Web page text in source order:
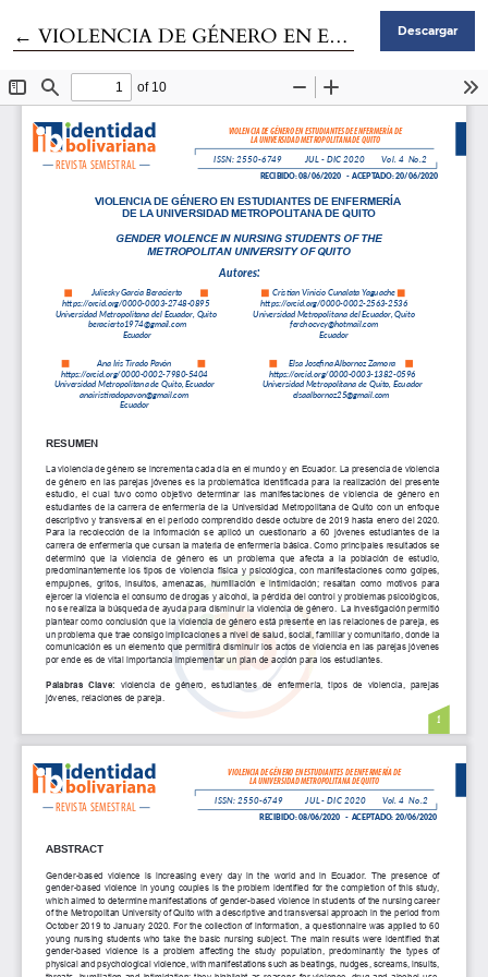
← Volver a los detalles del artículo
VIOLENCIA DE GÉNERO EN ESTUDIANTES DE ENFERMERÍA DE LA UNIVERSIDAD METROPOLITANA DE QUITO Descargar